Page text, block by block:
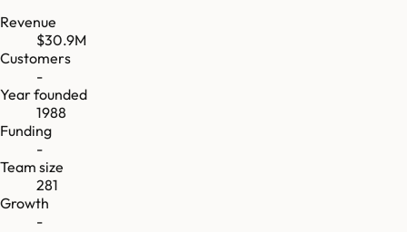
Revenue
$30.9M
Customers
-
Year founded
1988
Funding
-
Team size
281
Growth
-